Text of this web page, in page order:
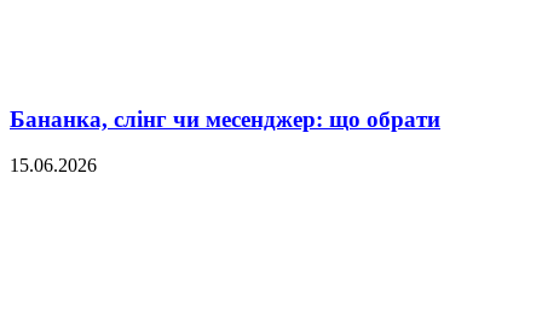
Бананка, слінг чи месенджер: що обрати
15.06.2026